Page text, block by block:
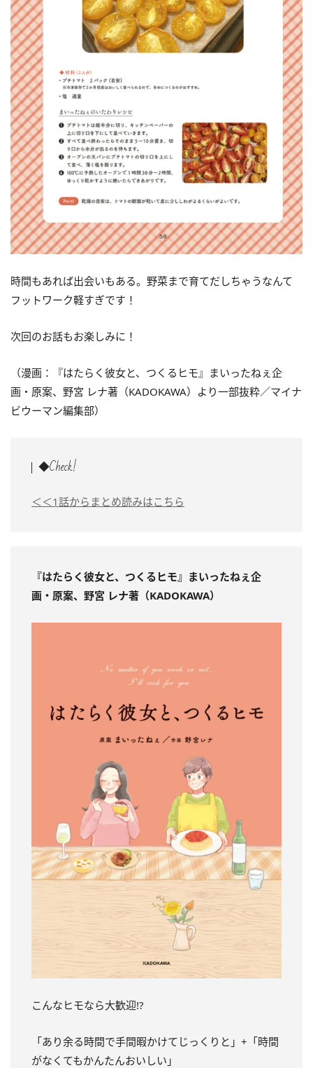
時間もあれば出会いもある。野菜まで育てだしちゃうなんて
フットワーク軽すぎです！
次回のお話もお楽しみに！
（漫画：『はたらく彼女と、つくるヒモ』まいったねぇ企
画・原案、野宮 レナ著（KADOKAWA）より一部抜粋／マイナ
ビウーマン編集部）
◆Check!
＜＜1話からまとめ読みはこちら
『はたらく彼女と、つくるヒモ 』まいったねぇ企
画・原案、野宮 レナ著（KADOKAWA）
こんなヒモなら大歓迎!?
「あり余る時間で手間暇かけてじっくりと」+「時間
がなくてもかんたんおいしい」